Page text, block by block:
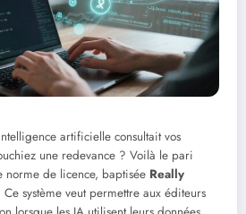
artificielle consultait vos
une redevance ? Voilà le pari
norme de licence, baptisée Really
Ce système veut permettre aux éditeurs